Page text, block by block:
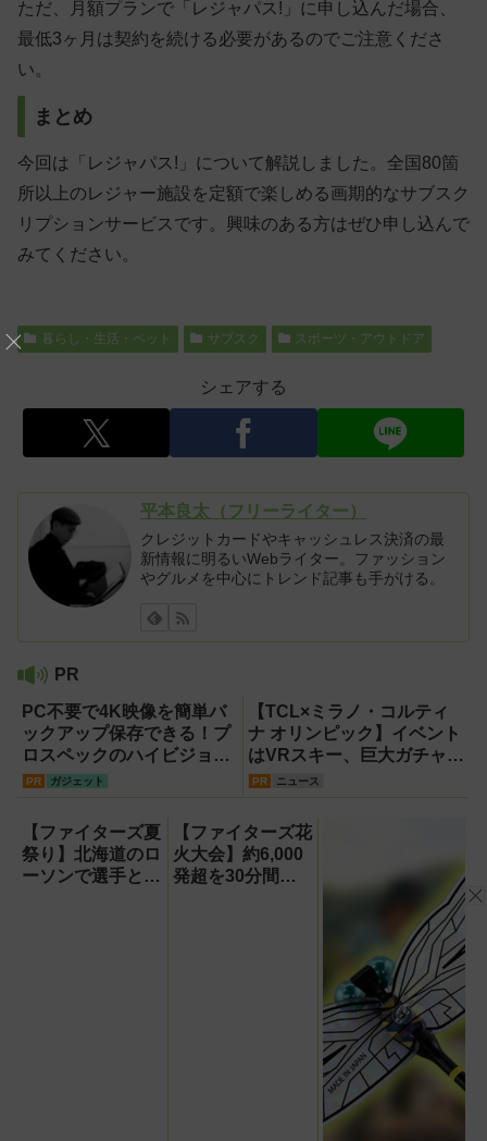
ただ、月額プランで「レジャパス!」に申し込んだ場合、
最低3ヶ月は契約を続ける必要があるのでご注意くださ
い。
まとめ
今回は「レジャパス!」について解説しました。全国80箇
所以上のレジャー施設を定額で楽しめる画期的なサブスク
リプションサービスです。興味のある方はぜひ申し込んで
みてください。
暮らし・生活・ペット サブスク スポーツ・アウトドア
シェアする
平本良太（フリーライター）
クレジットカードやキャッシュレス決済の最
新情報に明るいWebライター。ファッション
やグルメを中心にトレンド記事も手がける。
PR
PC不要で4K映像を簡単バ
ックアップ保存できる！プ
ロスペックのハイビジョン
レコーダー『HVE705-
PR ガジェット
【TCL×ミラノ・コルティ
ナ オリンピック】イベント
はVRスキー、巨大ガチャな
どのイマーシブ体験が目白
PR ニュース
【ファイターズ夏
祭り】北海道のロ
ーソンで選手とコ
【ファイターズ花
火大会】約6,000
発超を30分間打